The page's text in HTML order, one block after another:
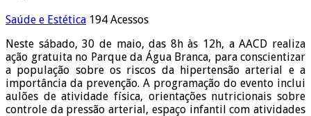
Saúde e Estética 194 Acessos
Neste sábado, 30 de maio, das 8h às 12h, a AACD realiza
ação gratuita no Parque da Água Branca, para conscientizar
a população sobre os riscos da hipertensão arterial e a
importância da prevenção. A programação do evento inclui
aulões de atividade física, orientações nutricionais sobre
controle da pressão arterial, espaço infantil com atividades